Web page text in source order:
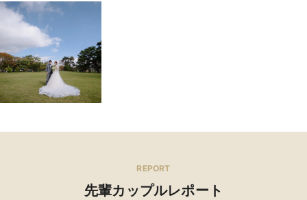
REPORT
先輩カップルレポート